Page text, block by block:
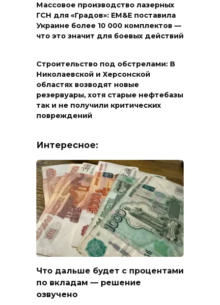
Массовое производство лазерных
ГСН для «Градов»: EM&E поставила
Украине более 10 000 комплектов —
что это значит для боевых действий
Строительство под обстрелами: В
Николаевской и Херсонской
областях возводят новые
резервуары, хотя старые нефтебазы
так и не получили критических
повреждений
Интересное:
Что дальше будет с процентами
по вкладам — решение
озвучено